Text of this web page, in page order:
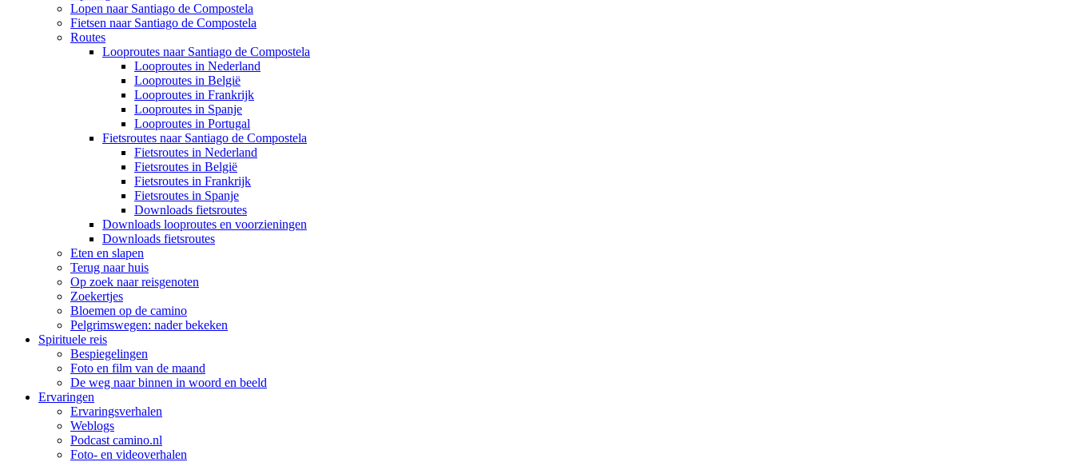
Lopen naar Santiago de Compostela
Fietsen naar Santiago de Compostela
Routes
Looproutes naar Santiago de Compostela
Looproutes in Nederland
Looproutes in België
Looproutes in Frankrijk
Looproutes in Spanje
Looproutes in Portugal
Fietsroutes naar Santiago de Compostela
Fietsroutes in Nederland
Fietsroutes in België
Fietsroutes in Frankrijk
Fietsroutes in Spanje
Downloads fietsroutes
Downloads looproutes en voorzieningen
Downloads fietsroutes
Eten en slapen
Terug naar huis
Op zoek naar reisgenoten
Zoekertjes
Bloemen op de camino
Pelgrimswegen: nader bekeken
Spirituele reis
Bespiegelingen
Foto en film van de maand
De weg naar binnen in woord en beeld
Ervaringen
Ervaringsverhalen
Weblogs
Podcast camino.nl
Foto- en videoverhalen